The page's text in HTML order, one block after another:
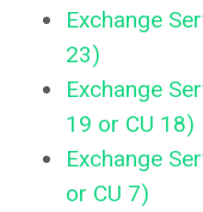
Exchange
23)
Exchange
19 or CU 18)
Exchange
or CU 7)